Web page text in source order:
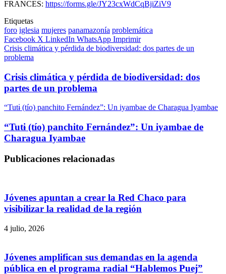
FRANCES: https://forms.gle/JY23cxWdCqBjiZiV9
Etiquetas
foro iglesia mujeres panamazonía problemática
Facebook X LinkedIn WhatsApp Imprimir
Crisis climática y pérdida de biodiversidad: dos partes de un
problema
Crisis climática y pérdida de biodiversidad: dos
partes de un problema
“Tutɨ (tío) panchito Fernández”: Un iyambae de Charagua Iyambae
“Tutɨ (tío) panchito Fernández”: Un iyambae de
Charagua Iyambae
Publicaciones relacionadas
Jóvenes apuntan a crear la Red Chaco para
visibilizar la realidad de la región
4 julio, 2026
Jóvenes amplifican sus demandas en la agenda
pública en el programa radial “Hablemos Puej”